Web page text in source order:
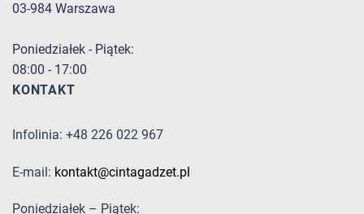
03-984 Warszawa
Poniedziałek - Piątek:
08:00 - 17:00
KONTAKT
Infolinia: +48 226 022 967
E-mail: kontakt@cintagadzet.pl
Poniedziałek – Piątek: